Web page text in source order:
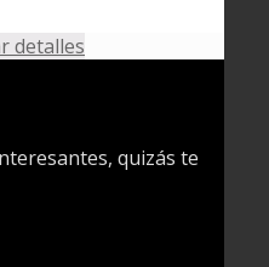
detalles
quizás te